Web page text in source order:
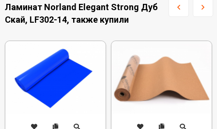
Ламинат Norland Elegant Strong Дуб
Скай, LF302-14, также купили